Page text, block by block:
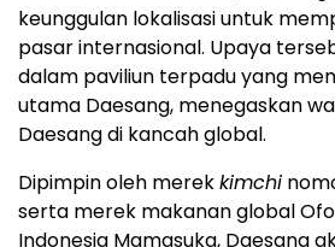
keunggulan lokalisasi untuk
pasar internasional. Upaya
dalam paviliun terpadu yang
utama Daesang, menegaskan
Daesang di kancah global.
Dipimpin oleh merekkimchi
serta merek makanan global
Indonesia Mamasuka, Daesang